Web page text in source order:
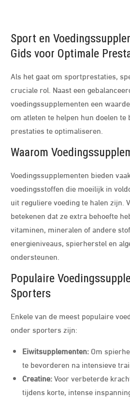
Sport en
Gids voor Optimale
Als het gaat om sportprestaties,
cruciale rol. Naast een
voedingssupplementen een
om atleten te helpen hun doelen te
prestaties te optimaliseren.
Waarom
Voedingssupplementen bieden
voedingsstoffen die moeilijk in
uit reguliere voeding te halen zijn.
betekenen dat ze extra behoefte
vitaminen, mineralen of andere
energieniveaus, spierherstel en
ondersteunen.
Populaire
Sporters
Enkele van de meest populaire
onder sporters zijn:
Eiwitsupplementen:Om
te bevorderen na intensieve
Creatine:Voor verbeterde
tijdens korte, intense